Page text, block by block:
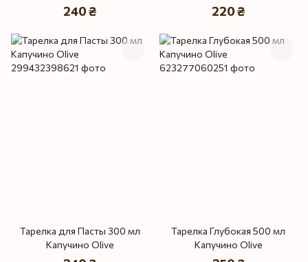
240 ₴ 220 ₴
Тарелка для Пасты 300 мл
Капучино Olive
Тарелка Глубокая 500 мл
Капучино Olive